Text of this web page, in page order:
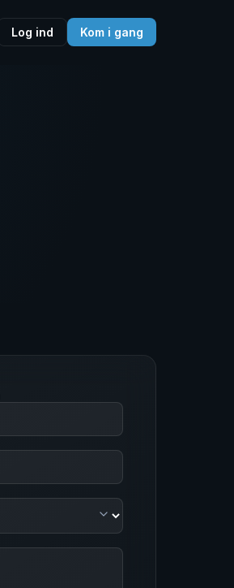
Log ind Kom i gang